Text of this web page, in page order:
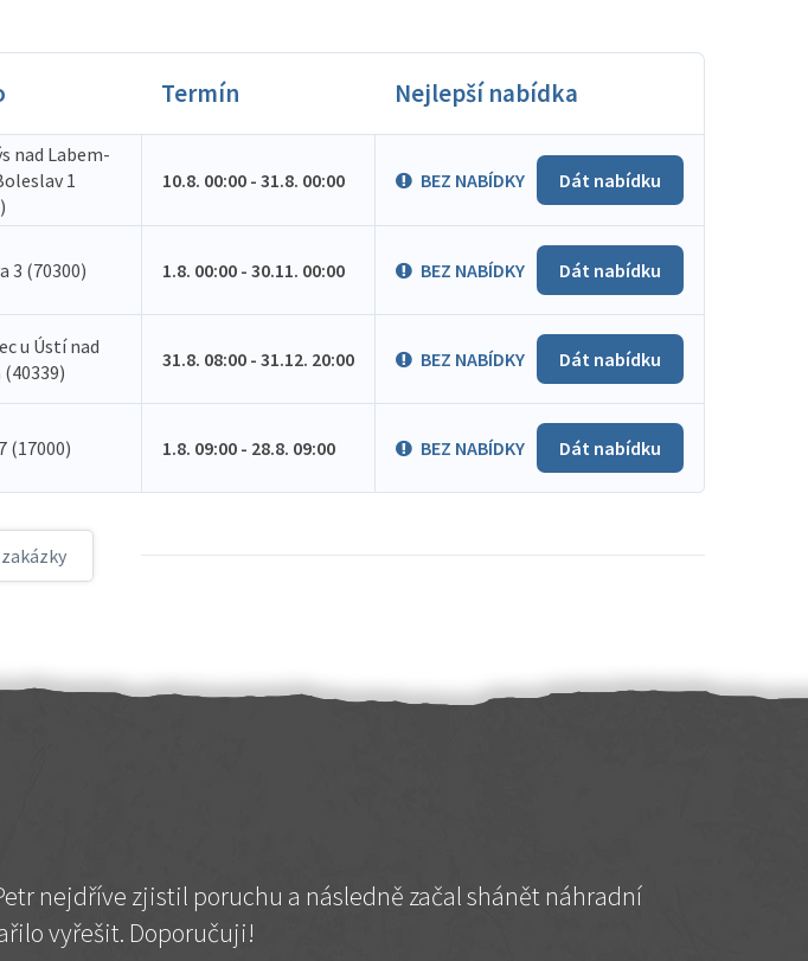
Termín Nejlepší nabídka
nad Labem-
1
10.8. 00:00 - 31.8. 00:00 BEZ NABÍDKY Dát nabídku
3 (70300) 1.8. 00:00 - 30.11. 00:00 BEZ NABÍDKY Dát nabídku
u Ústí nad
31.8. 08:00 - 31.12. 20:00 BEZ NABÍDKY Dát nabídku
(17000) 1.8. 09:00 - 28.8. 09:00 BEZ NABÍDKY Dát nabídku
nejdříve zjistil poruchu a následně začal shánět náhradní
vyřešit. Doporučuji!